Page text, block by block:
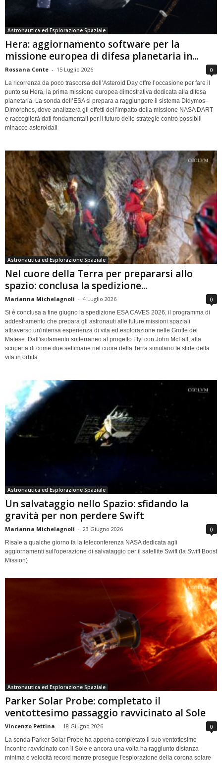
Astronautica ed Esplorazione Spaziale
Hera: aggiornamento software per la
missione europea di difesa planetaria in...
Rossana Conte - 15 Luglio 2026 0
La ricorrenza da poco trascorsa dell’Asteroid Day offre l’occasione per fare il
punto su Hera, la prima missione europea dimostrativa dedicata alla difesa
planetaria. La sonda dell’ESA si prepara a raggiungere il sistema Didymos–
Dimorphos, dove analizzerà gli effetti dell’impatto della missione NASA DART
e raccoglierà dati fondamentali per il futuro delle strategie contro possibili
minacce asteroidali
Astronautica ed Esplorazione Spaziale
Nel cuore della Terra per prepararsi allo
spazio: conclusa la spedizione...
Marianna Michelagnoli - 4 Luglio 2026 0
Si è conclusa a fine giugno la spedizione ESA CAVES 2026, il programma di
addestramento che prepara gli astronauti alle future missioni spaziali
attraverso un'intensa esperienza di vita ed esplorazione nelle Grotte del
Matese. Dall'isolamento sotterraneo al progetto Fly! con John McFall, alla
scoperta di come due settimane nel cuore della Terra simulano le sfide della
vita in orbita
Astronautica ed Esplorazione Spaziale
Un salvataggio nello Spazio: sfidando la
gravità per non perdere Swift
Marianna Michelagnoli - 23 Giugno 2026 0
Risale a qualche giorno fa la teleconferenza NASA dedicata agli
aggiornamenti sull'operazione di salvataggio per il satellite Swift (la Swift Boost
Mission)
Astronautica ed Esplorazione Spaziale
Parker Solar Probe: completato il
ventottesimo passaggio ravvicinato al Sole
Vincenzo Pettina - 18 Giugno 2026 0
La sonda Parker Solar Probe ha appena completato il suo ventottesimo
incontro ravvicinato con il Sole e ancora una volta ha raggiunto distanza
minima e velocità record mentre prosegue l'esplorazione della corona solare